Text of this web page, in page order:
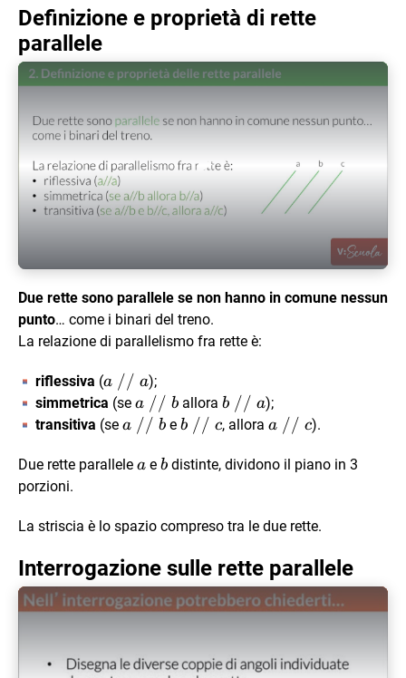
Definizione e proprietà di rette
parallele
Play Video
Due rette sono parallele se non hanno in comune nessun
punto… come i binari del treno.
La relazione di parallelismo fra rette è:
riflessiva (a
\
//
a
a // a);
simmetrica (se a
\
\
a // b allora b
\
\
b // a);
transitiva (se a
//
a // b e b
//
b // c, allora a
//
a // c).
Due rette parallele a
a e b
b distinte, dividono il piano in 3
porzioni.
La striscia è lo spazio compreso tra le due rette.
Interrogazione sulle rette parallele